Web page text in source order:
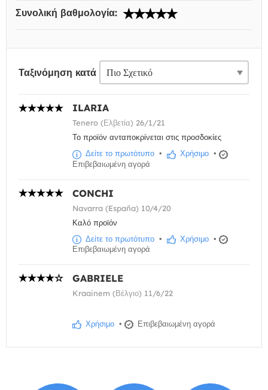
Συνολική βαθμολογία:
Ταξινόμηση κατά
ILARIA
Tenero (Ελβετία) 26/1/21
Το προϊόν ανταποκρίνεται στις προσδοκίες
Δείτε το πρωτότυπο • Χρήσιμο •
Επιβεβαιωμένη αγορά
CONCHI
Navarra (España) 10/4/20
Καλό προϊόν
Δείτε το πρωτότυπο • Χρήσιμο •
Επιβεβαιωμένη αγορά
GABRIELE
Kraainem (Βέλγιο) 11/6/22
Χρήσιμο • Επιβεβαιωμένη αγορά